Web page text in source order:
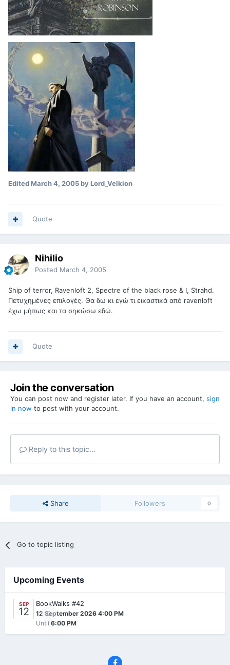
EditedMarch 4, 2005by Lord_Velkion
Quote
Nihilio
Posted March 4, 2005
Ship of terror, Ravenloft 2, Spectre of the black rose & I, Strahd.
Πετυχημένες επιλογές. Θα δω κι εγώ τι εικαστικά από ravenloft
έχω μήπως και τα σηκώσω εδώ.
Quote
Join the conversation
You can post now and register later. If you have an account, sign
in now to post with your account.
Reply to this topic...
Share Followers 0
Go to topic listing
Upcoming Events
SEP
12 0
BookWalks #42
12 September 2026 4:00 PM
Until 6:00 PM